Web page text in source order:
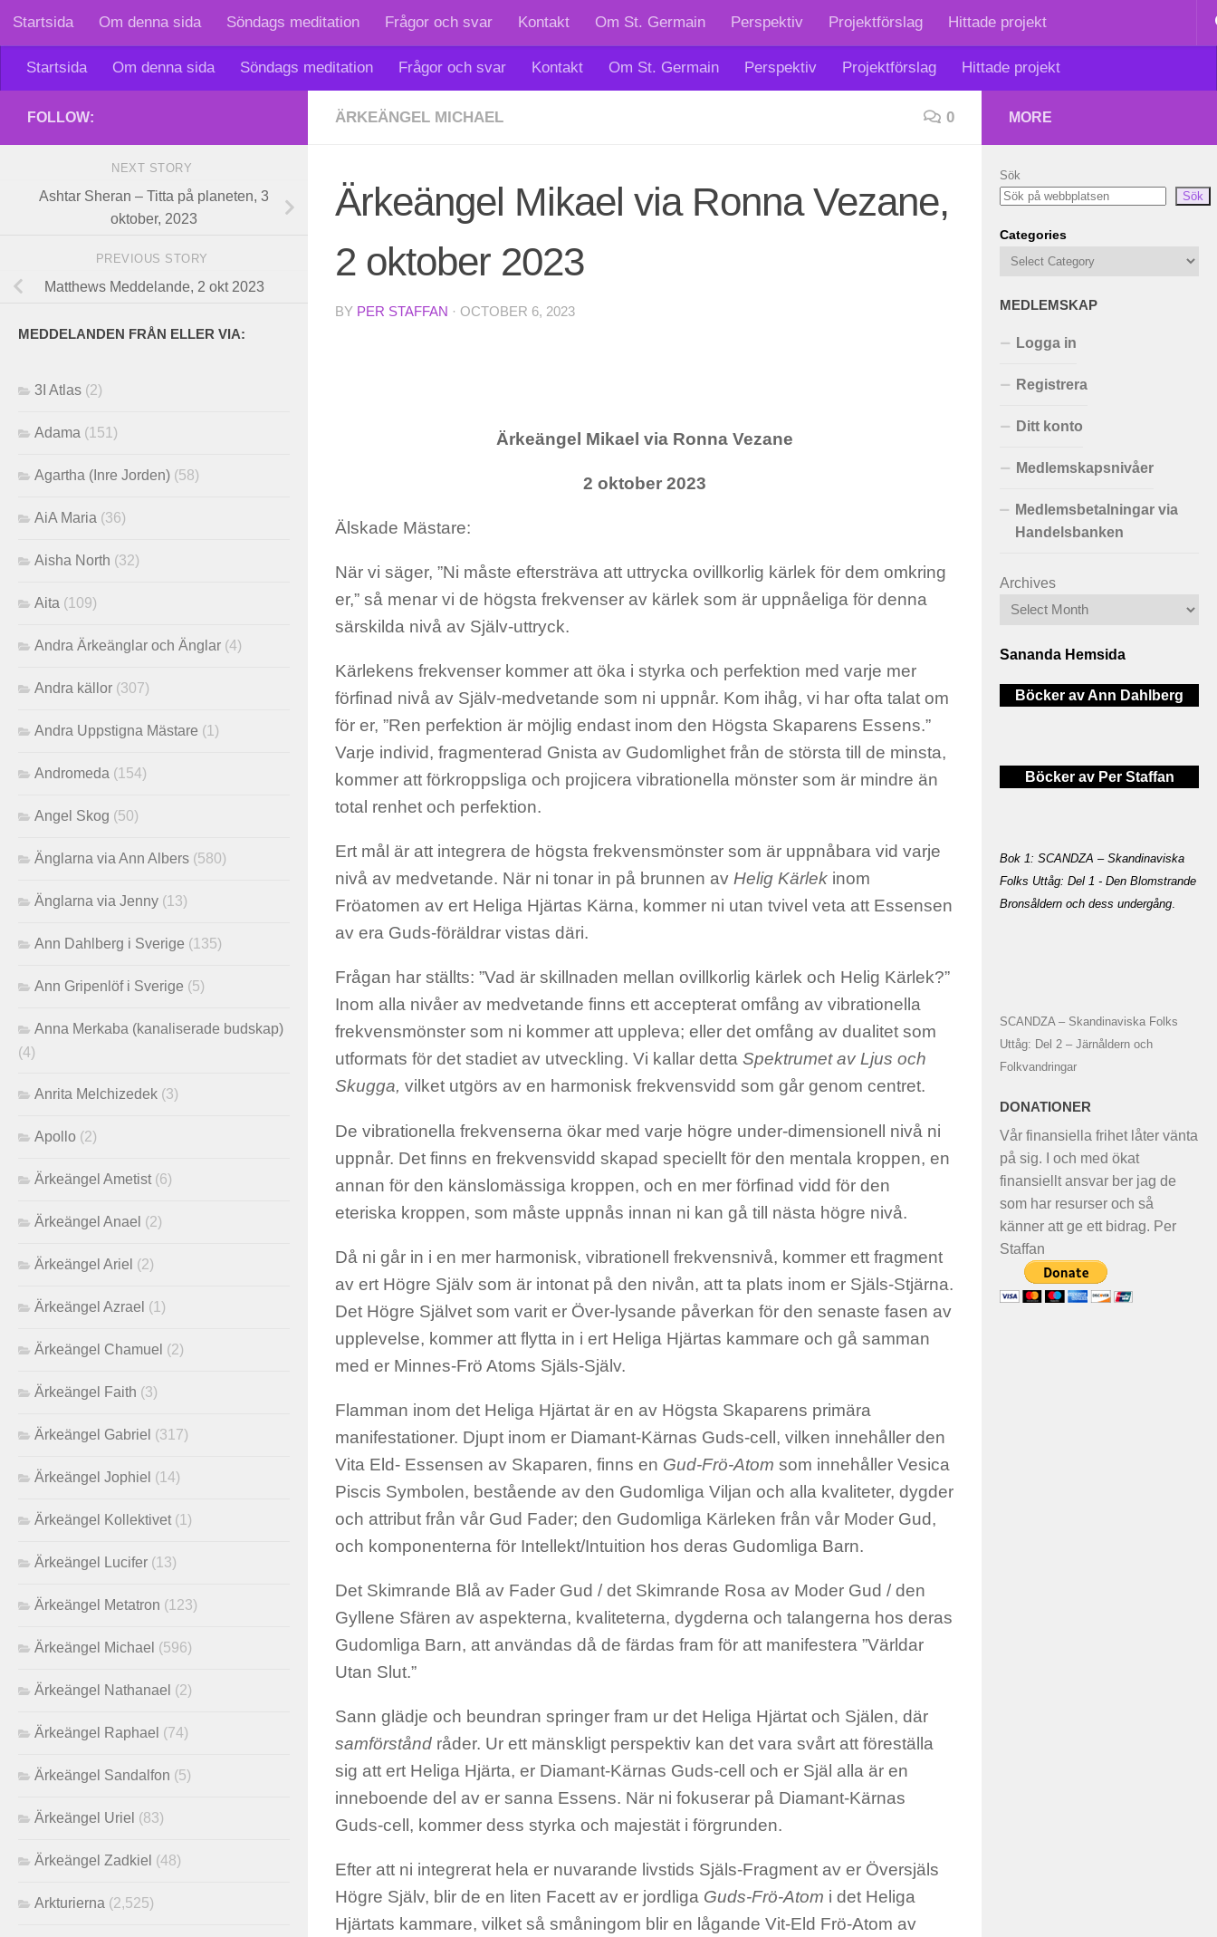
Skip to content
Startsida Om denna sida Söndags meditation Frågor och svar Kontakt Om St. Germain Perspektiv Projektförslag Hittade projekt
Startsida Om denna sida Söndags meditation Frågor och svar Kontakt Om St. Germain Perspektiv Projektförslag Hittade projekt
ÄRKEÄNGEL MICHAEL 0
Ärkeängel Mikael via Ronna Vezane,
2 oktober 2023
BY PER STAFFAN · OCTOBER 6, 2023
Ärkeängel Mikael via Ronna Vezane
2 oktober 2023
Älskade Mästare:
När vi säger, ”Ni måste eftersträva att uttrycka ovillkorlig kärlek för dem omkring
er,” så menar vi de högsta frekvenser av kärlek som är uppnåeliga för denna
särskilda nivå av Själv-uttryck.
Kärlekens frekvenser kommer att öka i styrka och perfektion med varje mer
förfinad nivå av Själv-medvetande som ni uppnår. Kom ihåg, vi har ofta talat om
för er, ”Ren perfektion är möjlig endast inom den Högsta Skaparens Essens.”
Varje individ, fragmenterad Gnista av Gudomlighet från de största till de minsta,
kommer att förkroppsliga och projicera vibrationella mönster som är mindre än
total renhet och perfektion.
Ert mål är att integrera de högsta frekvensmönster som är uppnåbara vid varje
nivå av medvetande. När ni tonar in på brunnen av Helig Kärlek inom
Fröatomen av ert Heliga Hjärtas Kärna, kommer ni utan tvivel veta att Essensen
av era Guds-föräldrar vistas däri.
Frågan har ställts: ”Vad är skillnaden mellan ovillkorlig kärlek och Helig Kärlek?”
Inom alla nivåer av medvetande finns ett accepterat omfång av vibrationella
frekvensmönster som ni kommer att uppleva; eller det omfång av dualitet som
utformats för det stadiet av utveckling. Vi kallar detta Spektrumet av Ljus och
Skugga, vilket utgörs av en harmonisk frekvensvidd som går genom centret.
De vibrationella frekvenserna ökar med varje högre under-dimensionell nivå ni
uppnår. Det finns en frekvensvidd skapad speciellt för den mentala kroppen, en
annan för den känslomässiga kroppen, och en mer förfinad vidd för den
eteriska kroppen, som måste uppnås innan ni kan gå till nästa högre nivå.
Då ni går in i en mer harmonisk, vibrationell frekvensnivå, kommer ett fragment
av ert Högre Själv som är intonat på den nivån, att ta plats inom er Själs-Stjärna.
Det Högre Självet som varit er Över-lysande påverkan för den senaste fasen av
upplevelse, kommer att flytta in i ert Heliga Hjärtas kammare och gå samman
med er Minnes-Frö Atoms Själs-Själv.
Flamman inom det Heliga Hjärtat är en av Högsta Skaparens primära
manifestationer. Djupt inom er Diamant-Kärnas Guds-cell, vilken innehåller den
Vita Eld- Essensen av Skaparen, finns en Gud-Frö-Atom som innehåller Vesica
Piscis Symbolen, bestående av den Gudomliga Viljan och alla kvaliteter, dygder
och attribut från vår Gud Fader; den Gudomliga Kärleken från vår Moder Gud,
och komponenterna för Intellekt/Intuition hos deras Gudomliga Barn.
Det Skimrande Blå av Fader Gud / det Skimrande Rosa av Moder Gud / den
Gyllene Sfären av aspekterna, kvaliteterna, dygderna och talangerna hos deras
Gudomliga Barn, att användas då de färdas fram för att manifestera ”Världar
Utan Slut.”
Sann glädje och beundran springer fram ur det Heliga Hjärtat och Själen, där
samförstånd råder. Ur ett mänskligt perspektiv kan det vara svårt att föreställa
sig att ert Heliga Hjärta, er Diamant-Kärnas Guds-cell och er Själ alla är en
inneboende del av er sanna Essens. När ni fokuserar på Diamant-Kärnas
Guds-cell, kommer dess styrka och majestät i förgrunden.
Efter att ni integrerat hela er nuvarande livstids Själs-Fragment av er Översjäls
Högre Själv, blir de en liten Facett av er jordliga Guds-Frö-Atom i det Heliga
Hjärtats kammare, vilket så småningom blir en lågande Vit-Eld Frö-Atom av
FOLLOW:
NEXT STORY
Ashtar Sheran – Titta på planeten, 3
oktober, 2023
PREVIOUS STORY
Matthews Meddelande, 2 okt 2023
MEDDELANDEN FRÅN ELLER VIA:
3I Atlas (2)
Adama (151)
Agartha (Inre Jorden) (58)
AiA Maria (36)
Aisha North (32)
Aita (109)
Andra Ärkeänglar och Änglar (4)
Andra källor (307)
Andra Uppstigna Mästare (1)
Andromeda (154)
Angel Skog (50)
Änglarna via Ann Albers (580)
Änglarna via Jenny (13)
Ann Dahlberg i Sverige (135)
Ann Gripenlöf i Sverige (5)
Anna Merkaba (kanaliserade budskap)
(4)
Anrita Melchizedek (3)
Apollo (2)
Ärkeängel Ametist (6)
Ärkeängel Anael (2)
Ärkeängel Ariel (2)
Ärkeängel Azrael (1)
Ärkeängel Chamuel (2)
Ärkeängel Faith (3)
Ärkeängel Gabriel (317)
Ärkeängel Jophiel (14)
Ärkeängel Kollektivet (1)
Ärkeängel Lucifer (13)
Ärkeängel Metatron (123)
Ärkeängel Michael (596)
Ärkeängel Nathanael (2)
Ärkeängel Raphael (74)
Ärkeängel Sandalfon (5)
Ärkeängel Uriel (83)
Ärkeängel Zadkiel (48)
Arkturierna (2,525)
MORE
Sök
Sök
Categories
MEDLEMSKAP
Logga in
Registrera
Ditt konto
Medlemskapsnivåer
Medlemsbetalningar via
Handelsbanken
Archives
Sananda Hemsida
Böcker av Ann Dahlberg
Böcker av Per Staffan
Bok 1: SCANDZA – Skandinaviska
Folks Uttåg: Del 1 - Den Blomstrande
Bronsåldern och dess undergång.
SCANDZA – Skandinaviska Folks
Uttåg: Del 2 – Järnåldern och
Folkvandringar
DONATIONER
Vår finansiella frihet låter vänta
på sig. I och med ökat
finansiellt ansvar ber jag de
som har resurser och så
känner att ge ett bidrag. Per
Staffan